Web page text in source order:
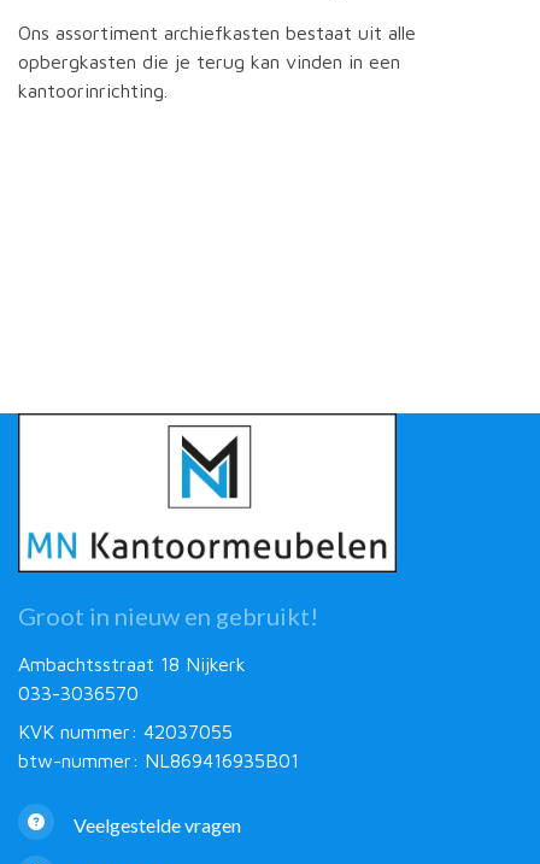
Ons assortiment archiefkasten bestaat uit alle
opbergkasten die je terug kan vinden in een
kantoorinrichting.
Groot in nieuw en gebruikt!
Ambachtsstraat 18 Nijkerk
033-3036570
KVK nummer: 42037055
btw-nummer: NL869416935B01
Veelgestelde vragen